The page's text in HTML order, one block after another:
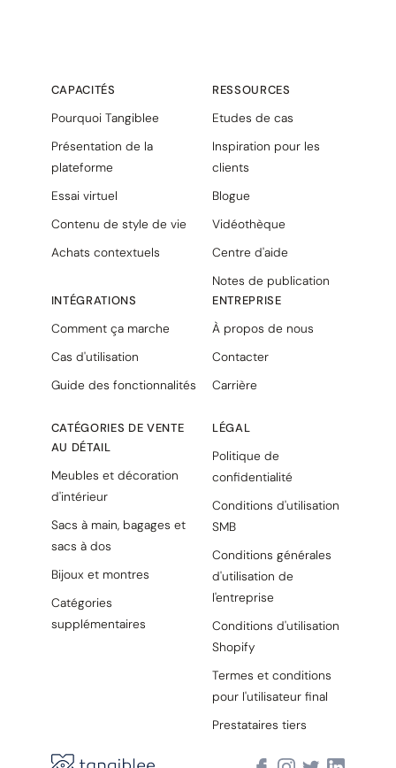
CAPACITÉS
Pourquoi Tangiblee
Présentation de la
plateforme
Essai virtuel
Contenu de style de vie
Achats contextuels
INTÉGRATIONS
Comment ça marche
Cas d'utilisation
Guide des fonctionnalités
CATÉGORIES DE VENTE
AU DÉTAIL
Meubles et décoration
d'intérieur
Sacs à main, bagages et
sacs à dos
Bijoux et montres
Catégories
supplémentaires
RESSOURCES
Etudes de cas
Inspiration pour les
clients
Blogue
Vidéothèque
Centre d'aide
Notes de publication
ENTREPRISE
À propos de nous
Contacter
Carrière
LÉGAL
Politique de
confidentialité
Conditions d'utilisation
SMB
Conditions générales
d'utilisation de
l'entreprise
Conditions d'utilisation
Shopify
Termes et conditions
pour l'utilisateur final
Prestataires tiers